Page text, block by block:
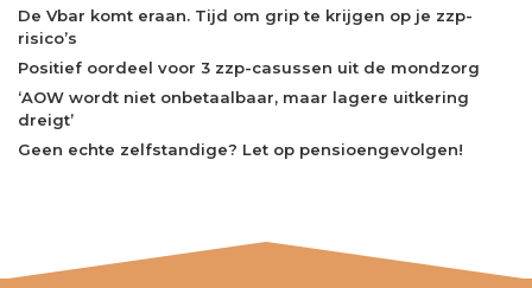
De Vbar komt eraan. Tijd om grip te krijgen op je zzp-
risico’s
Positief oordeel voor 3 zzp-casussen uit de mondzorg
‘AOW wordt niet onbetaalbaar, maar lagere uitkering
dreigt’
Geen echte zelfstandige? Let op pensioengevolgen!